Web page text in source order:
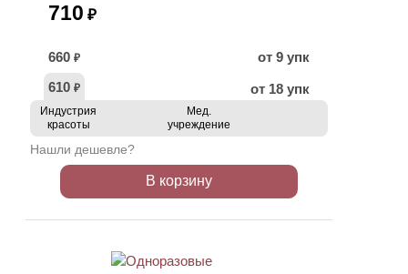
710 ₽
660 ₽
от 9 упк
610 ₽ от 18 упк
Индустрия
красоты
Мед.
учреждение
Нашли дешевле?
В корзину